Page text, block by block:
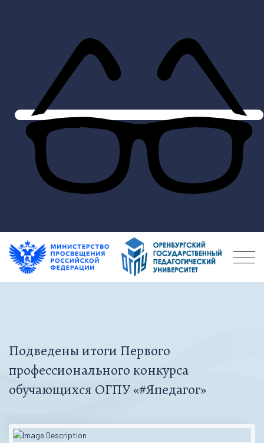
Подведены итоги Первого
профессионального конкурса
обучающихся ОГПУ «#Япедагог»